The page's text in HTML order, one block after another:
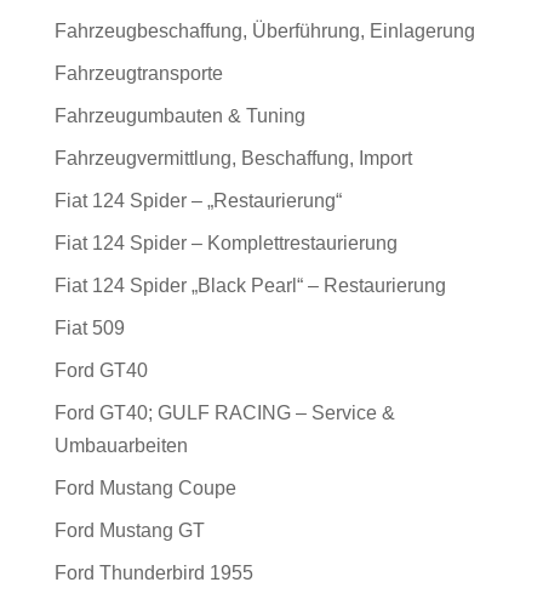
Fahrzeugbeschaffung, Überführung, Einlagerung
Fahrzeugtransporte
Fahrzeugumbauten & Tuning
Fahrzeugvermittlung, Beschaffung, Import
Fiat 124 Spider – „Restaurierung“
Fiat 124 Spider – Komplettrestaurierung
Fiat 124 Spider „Black Pearl“ – Restaurierung
Fiat 509
Ford GT40
Ford GT40; GULF RACING – Service &
Umbauarbeiten
Ford Mustang Coupe
Ford Mustang GT
Ford Thunderbird 1955